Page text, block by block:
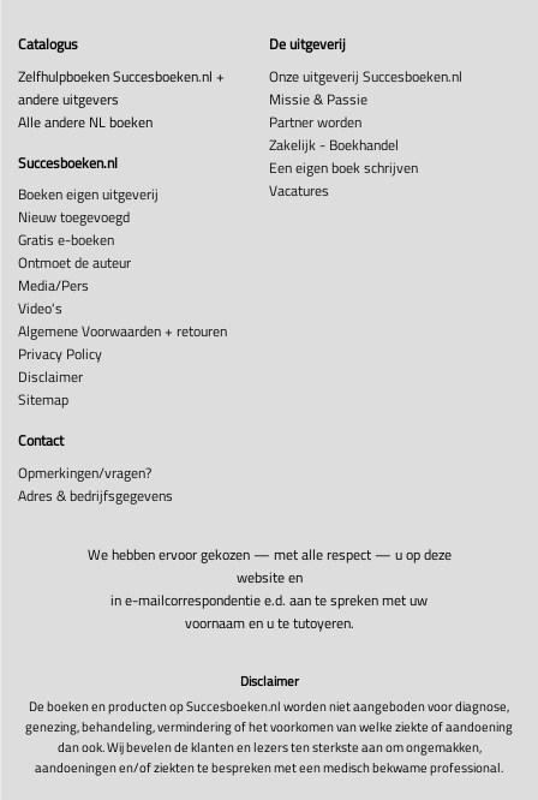
Catalogus
Zelfhulpboeken Succesboeken.nl +
andere uitgevers
Alle andere NL boeken
Succesboeken.nl
Boeken eigen uitgeverij
Nieuw toegevoegd
Gratis e-boeken
Ontmoet de auteur
Media/Pers
Video's
Algemene Voorwaarden + retouren
Privacy Policy
Disclaimer
Sitemap
De uitgeverij
Onze uitgeverij Succesboeken.nl
Missie & Passie
Partner worden
Zakelijk - Boekhandel
Een eigen boek schrijven
Vacatures
Contact
Opmerkingen/vragen?
Adres & bedrijfsgegevens
We hebben ervoor gekozen — met alle respect — u op deze
website en
in e-mailcorrespondentie e.d. aan te spreken met uw
voornaam en u te tutoyeren.
Disclaimer
De boeken en producten op Succesboeken.nl worden niet aangeboden voor diagnose,
genezing, behandeling, vermindering of het voorkomen van welke ziekte of aandoening
dan ook. Wij bevelen de klanten en lezers ten sterkste aan om ongemakken,
aandoeningen en/of ziekten te bespreken met een medisch bekwame professional.